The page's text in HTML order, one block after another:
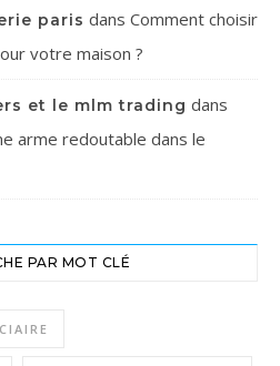
paris dans Comment choisir
votre maison ?
et le mlm trading dans
arme redoutable dans le
PAR MOT CLÉ